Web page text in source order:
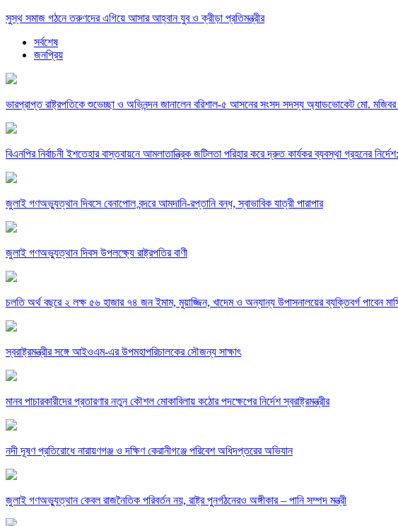
সুস্থ সমাজ গঠনে তরুণদের এগিয়ে আসার আহ্বান যুব ও ক্রীড়া প্রতিমন্ত্রীর
সর্বশেষ
জনপ্রিয়
ভারপ্রাপ্ত রাষ্ট্রপতিকে শুভেচ্ছা ও অভিনন্দন জানালেন বরিশাল-৫ আসনের সংসদ সদস্য অ্যাডভোকেট মো. মজিবর
বিএনপির নির্বাচনী ইশতেহার বাস্তবায়নে আমলাতান্ত্রিক জটিলতা পরিহার করে দ্রুত কার্যকর ব্যবস্থা গ্রহনের
জুলাই গণঅভ্যুত্থান দিবসে বেনাপোল বন্দরে আমদানি-রপ্তানি বন্ধ, স্বাভাবিক যাত্রী পারাপার
জুলাই গণঅভ্যুত্থান দিবস উপলক্ষ্যে রাষ্ট্রপতির বাণী
চলতি অর্থ বছরে ২ লক্ষ ৫৬ হাজার ৭৪ জন ইমাম, মুয়াজ্জিন, খাদেম ও অন্যান্য উপাসনালয়ের ব্যক্তিবর্গ পাবেন
স্বরাষ্ট্রমন্ত্রীর সঙ্গে আইওএম-এর উপমহাপরিচালকের সৌজন্য সাক্ষাৎ
মানব পাচারকারীদের প্রতারণার নতুন কৌশল মোকাবিলায় কঠোর পদক্ষেপের নির্দেশ স্বরাষ্ট্রমন্ত্রীর
নদী দূষণ প্রতিরোধে নারায়ণগঞ্জ ও দক্ষিণ কেরানীগঞ্জে পরিবেশ অধিদপ্তরের অভিযান
জুলাই গণঅভ্যুত্থান কেবল রাজনৈতিক পরিবর্তন নয়, রাষ্ট্র পুনর্গঠনেরও অঙ্গীকার – পানি সম্পদ মন্ত্রী